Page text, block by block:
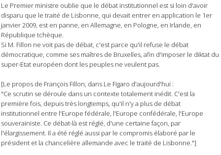
Le Premier ministre oublie que le débat institutionnel est si loin d'avoir
disparu que le traité de Lisbonne, qui devait entrer en application le 1er
janvier 2009, est en panne, en Allemagne, en Pologne, en Irlande, en
République tchèque.
Si M. Fillon ne voit pas de débat, c'est parce qu'il refuse le débat
démocratique, comme ses maîtres de Bruxelles, afin d'imposer le diktat du
super-Etat européen dont les peuples ne veulent pas.
[Le propos de François Fillon, dans Le Figaro d'aujourd'hui :
"Ce scrutin se déroule dans un contexte totalement inédit. C'est la
première fois, depuis très longtemps, qu'il n'y a plus de débat
institutionnel entre l'Europe fédérale, l'Europe confédérale, l'Europe
souverainiste. Ce débat-là est réglé, d'une certaine façon, par
l'élargissement. Il a été réglé aussi par le compromis élaboré par le
président et la chancelière allemande avec le traité de Lisbonne."]